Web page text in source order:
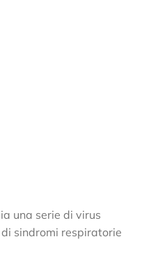
una serie di virus
sindromi respiratorie